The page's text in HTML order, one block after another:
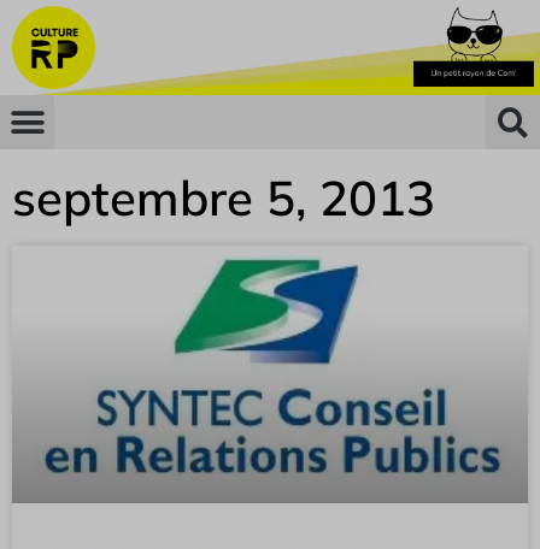
septembre 5, 2013